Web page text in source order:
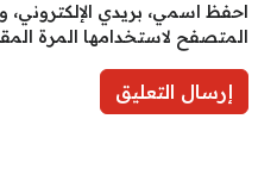
احفظ اسمي، بريدي الإلكتروني،
المتصفح لاستخدامها المرة